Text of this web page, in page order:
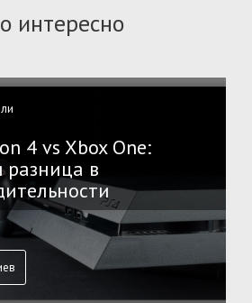
интересно
4 vs Xbox One:
разница в